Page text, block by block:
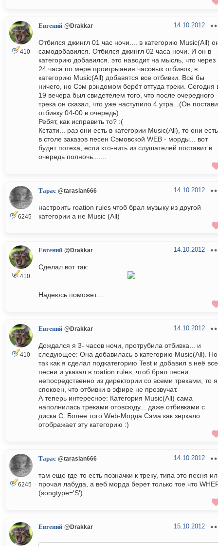
410
Евгений @Drakkar 14.10.2012
Отбился джингл 01 час ночи.... в категорию Music(All)
самодобавился. Отбился джингл 02 часа ночи. И он в
категорию добавился. это наводит на мысль, что через
24 часа по мере проигрыания часовых отбивок, в
категорию Music(All) добавятся все отбивки. Всё бы
ничего, но Сэм рэндомом берёт оттуда треки. Сегодня
19 вечера был свидетелем того, что после очередного
трека он сказал, что уже наступило 4 утра...(Он
отбивку 04-00 в очередь)
Ребят, как исправить то? :(
Кстати... раз они есть в категории Music(All), то они
в столе заказов песен Сэмовской WEB - морды... вот
будет потеха, если кто-нить из слушателей поставит в
очередь полночь.......
6245
Тарас @tarasian666 14.10.2012
настроить roation rules чтоб брал музыку из другой
категории а не Music (All)
410
Евгений @Drakkar 14.10.2012
Сделал вот так:
Надеюсь поможет....
410
Евгений @Drakkar 14.10.2012
Дождался я 3- часов ночи, протрубила отбивка... и
следующее: Она добавилась в категорию Music(All). Но
так как я сделал подкатегорию Test и добавил в неё все
песни и указал в roation rules, чтоб брал песни
непосредственно из директории со всеми треками, то я
спокоен, что отбивки в эфире не прозвучат.
А теперь интересное: Категория Music(All) сама
наполнилась треками отовсюду... даже отбивками с
диска С. Более того Web-Морда Сэма как зеркало
отображает эту категорию :)
6245
Тарас @tarasian666 14.10.2012
там еще где-то есть позначки к треку, типа это песня
прочая лабуда, а веб морда берет только тое что
(songtype='S')
Евгений @Drakkar 15.10.2012